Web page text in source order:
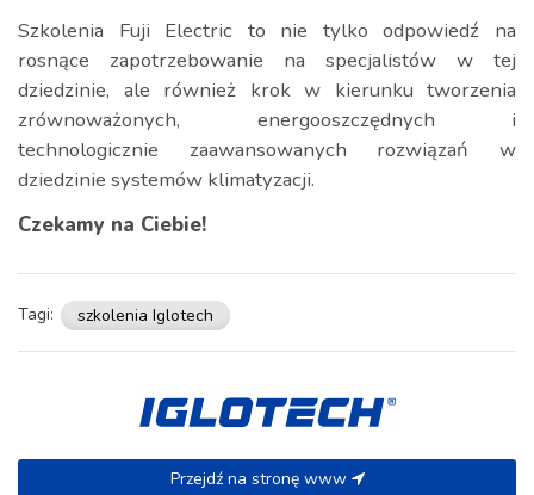
Szkolenia Fuji Electric to nie tylko odpowiedź na
rosnące zapotrzebowanie na specjalistów w tej
dziedzinie, ale również krok w kierunku tworzenia
zrównoważonych, energooszczędnych i
technologicznie zaawansowanych rozwiązań w
dziedzinie systemów klimatyzacji.
Czekamy na Ciebie!
Tagi: szkolenia Iglotech
Przejdź na stronę www